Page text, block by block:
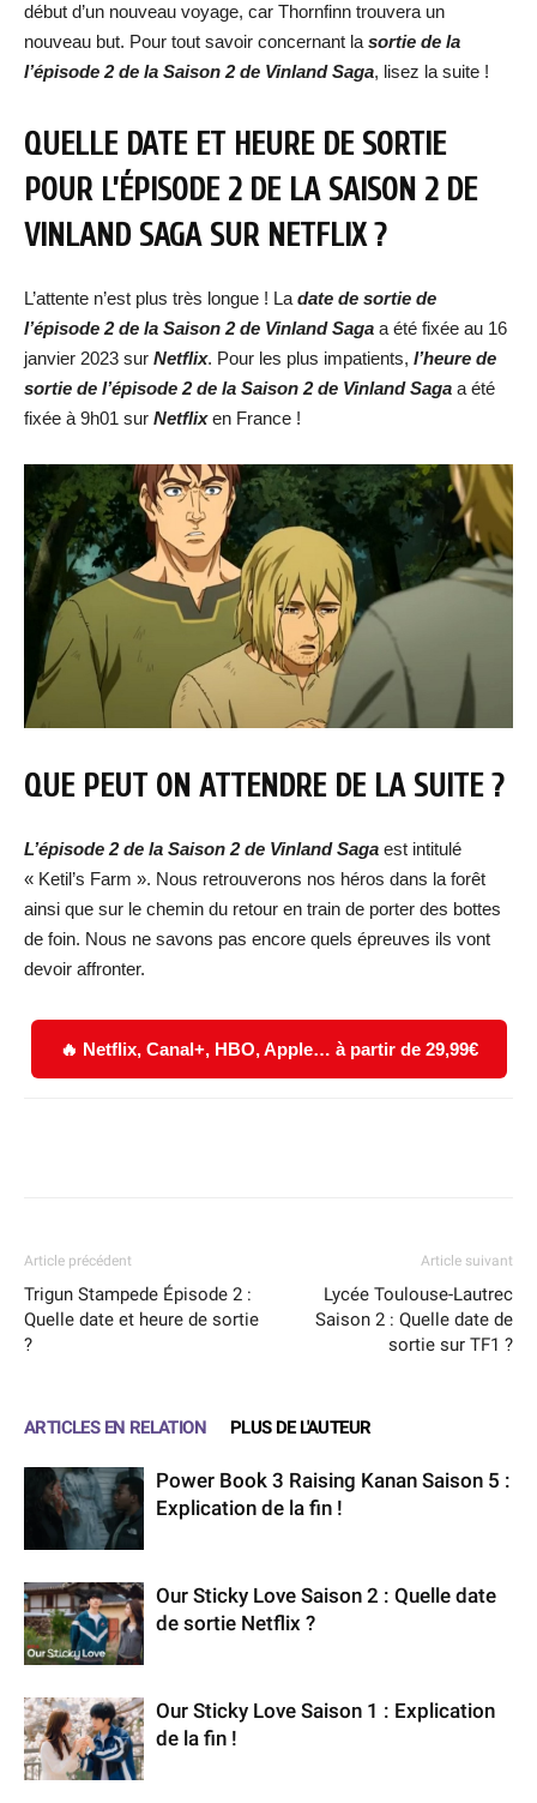
début d’un nouveau voyage, car Thornfinn trouvera un
nouveau but. Pour tout savoir concernant la sortie de la
l’épisode 2 de la Saison 2de Vinland Saga, lisez la suite !
QUELLE DATE ET HEURE DE SORTIE
POUR L’ÉPISODE 2 DE LA SAISON 2DE
VINLAND SAGA SUR NETFLIX ?
L’attente n’est plus très longue ! La date de sortie de
l’épisode 2 de la Saison 2de Vinland Saga a été fixée au 16
janvier 2023 sur Netflix. Pour les plus impatients, l’heure de
sortie de l’épisode 2 de la Saison 2de Vinland Saga a été
fixée à 9h01 sur Netflixen France !
QUE PEUT ON ATTENDRE DE LA SUITE ?
L’épisode 2 de la Saison 2 de Vinland Saga est intitulé
« Ketil’s Farm ». Nous retrouverons nos héros dans la forêt
ainsi que sur le chemin du retour en train de porter des bottes
de foin. Nous ne savons pas encore quels épreuves ils vont
devoir affronter.
🔥 Netflix, Canal+, HBO, Apple… à partir de 29,99€
Article précédent
Trigun Stampede Épisode 2 :
Quelle date et heure de sortie
?
Article suivant
Lycée Toulouse-Lautrec
Saison 2 : Quelle date de
sortie sur TF1 ?
ARTICLES EN RELATION PLUS DE L'AUTEUR
Power Book 3 Raising Kanan Saison 5 :
Explication de la fin !
Our Sticky Love Saison 2 : Quelle date
de sortie Netflix ?
Our Sticky Love Saison 1 : Explication
de la fin !